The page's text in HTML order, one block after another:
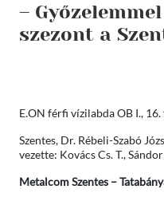
–
szezont a
E.ON férfi vízilabda OB I.,
Szentes, Dr. Rébeli-Szabó
vezette: Kovács Cs. T., Sándor
Metalcom Szentes –